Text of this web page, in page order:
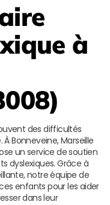
à
des difficultés
Bonneveine, Marseille
un service de soutien
dyslexiques. Grâce à
notre équipe de
enfants pour les aider
dans leur